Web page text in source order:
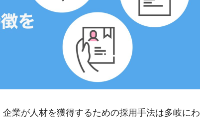
業が人材を獲得するための採用手法は多岐にわ